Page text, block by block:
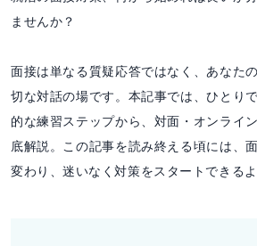
ませんか？
面接は単なる質疑応答ではなく、あなた
切な対話の場です。本記事では、ひとり
的な練習ステップから、対面・オンライ
底解説。この記事を読み終える頃には、
変わり、迷いなく対策をスタートできるよ